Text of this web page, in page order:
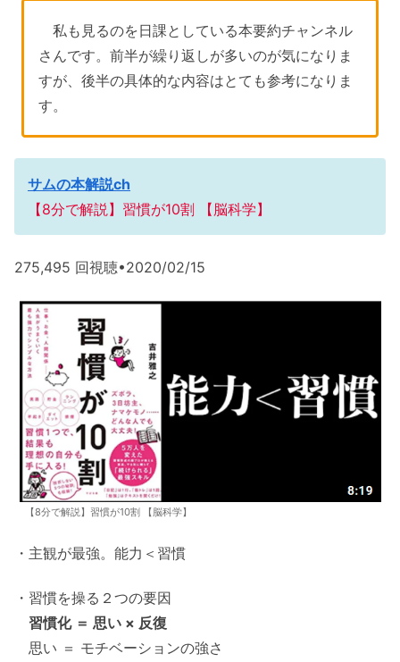
私も見るのを日課としている本要約チャンネル
さんです。前半が繰り返しが多いのが気になりま
すが、後半の具体的な内容はとても参考になりま
す。
サムの本解説ch
【8分で解説】習慣が10割 【脳科学】
275,495 回視聴•2020/02/15
【8分で解説】習慣が10割 【脳科学】
・主観が最強。能力＜習慣
・習慣を操る２つの要因
習慣化 ＝ 思い × 反復
思い ＝ モチベーションの強さ